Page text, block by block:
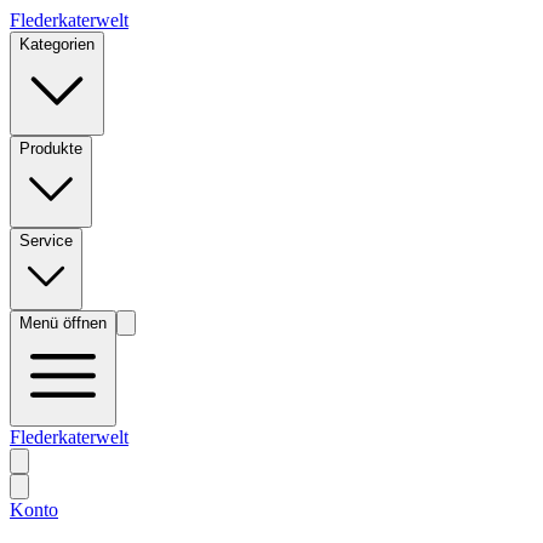
Flederkaterwelt
Kategorien
Produkte
Service
Menü öffnen
Flederkaterwelt
Konto